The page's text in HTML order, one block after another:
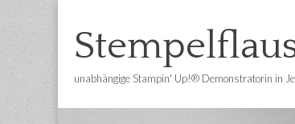
unabhängige Stampin' Up!® Demonstratorin in